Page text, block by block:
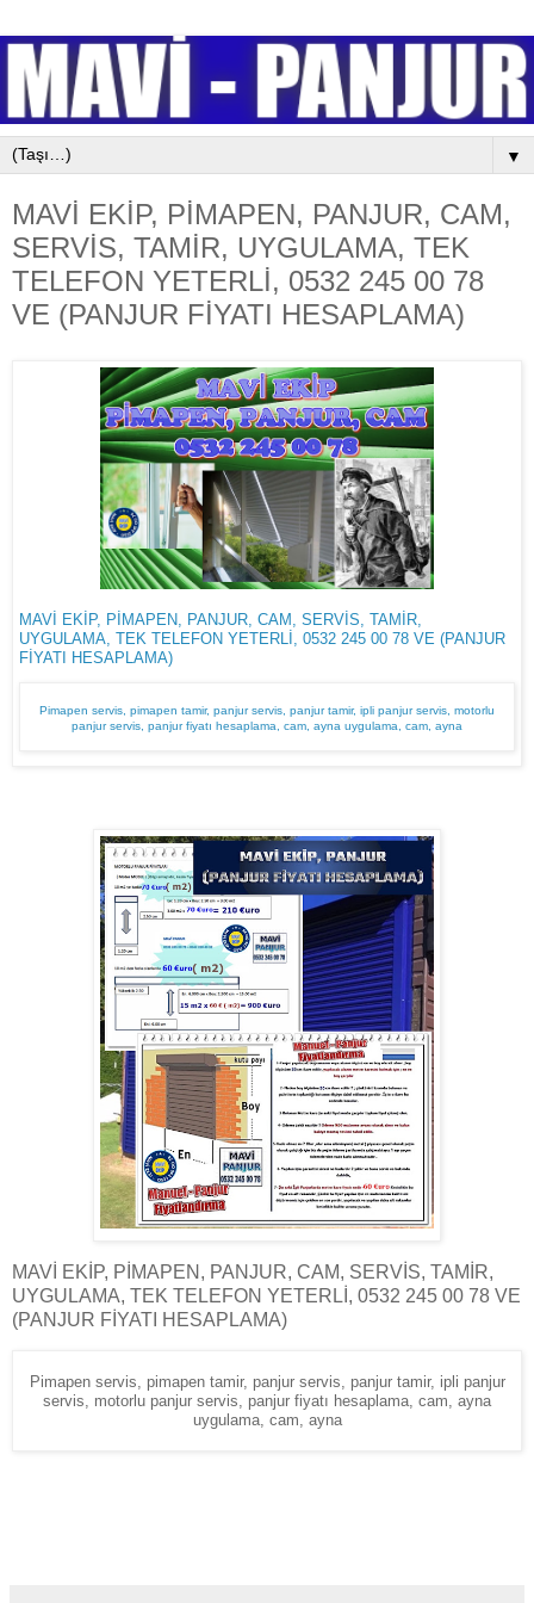
▼
MAVİ EKİP, PİMAPEN, PANJUR, CAM,
SERVİS, TAMİR, UYGULAMA, TEK
TELEFON YETERLİ, 0532 245 00 78
VE (PANJUR FİYATI HESAPLAMA)
MAVİ EKİP, PİMAPEN, PANJUR, CAM, SERVİS, TAMİR,
UYGULAMA, TEK TELEFON YETERLİ, 0532 245 00 78 VE (PANJUR
FİYATI HESAPLAMA)
Pimapen servis, pimapen tamir, panjur servis, panjur tamir, ipli panjur servis, motorlu
panjur servis, panjur fiyatı hesaplama, cam, ayna uygulama, cam, ayna
MAVİ EKİP, PİMAPEN, PANJUR, CAM, SERVİS, TAMİR,
UYGULAMA, TEK TELEFON YETERLİ, 0532 245 00 78 VE
(PANJUR FİYATI HESAPLAMA)
Pimapen servis, pimapen tamir, panjur servis, panjur tamir, ipli panjur
servis, motorlu panjur servis, panjur fiyatı hesaplama, cam, ayna
uygulama, cam, ayna